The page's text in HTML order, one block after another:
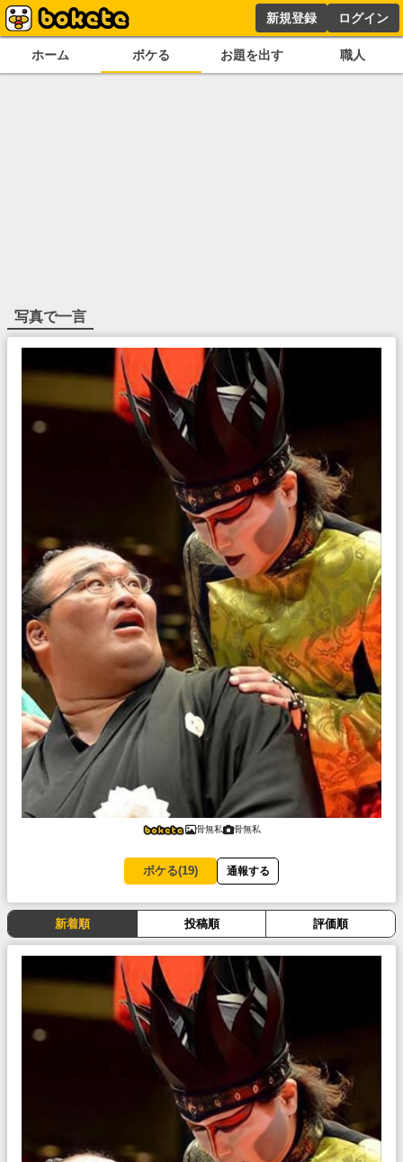
新規登録 ログイン
ホーム ボケる お題を出す 職人
写真で一言
骨無私 骨無私
ボケる(19) 通報する
新着順 投稿順 評価順